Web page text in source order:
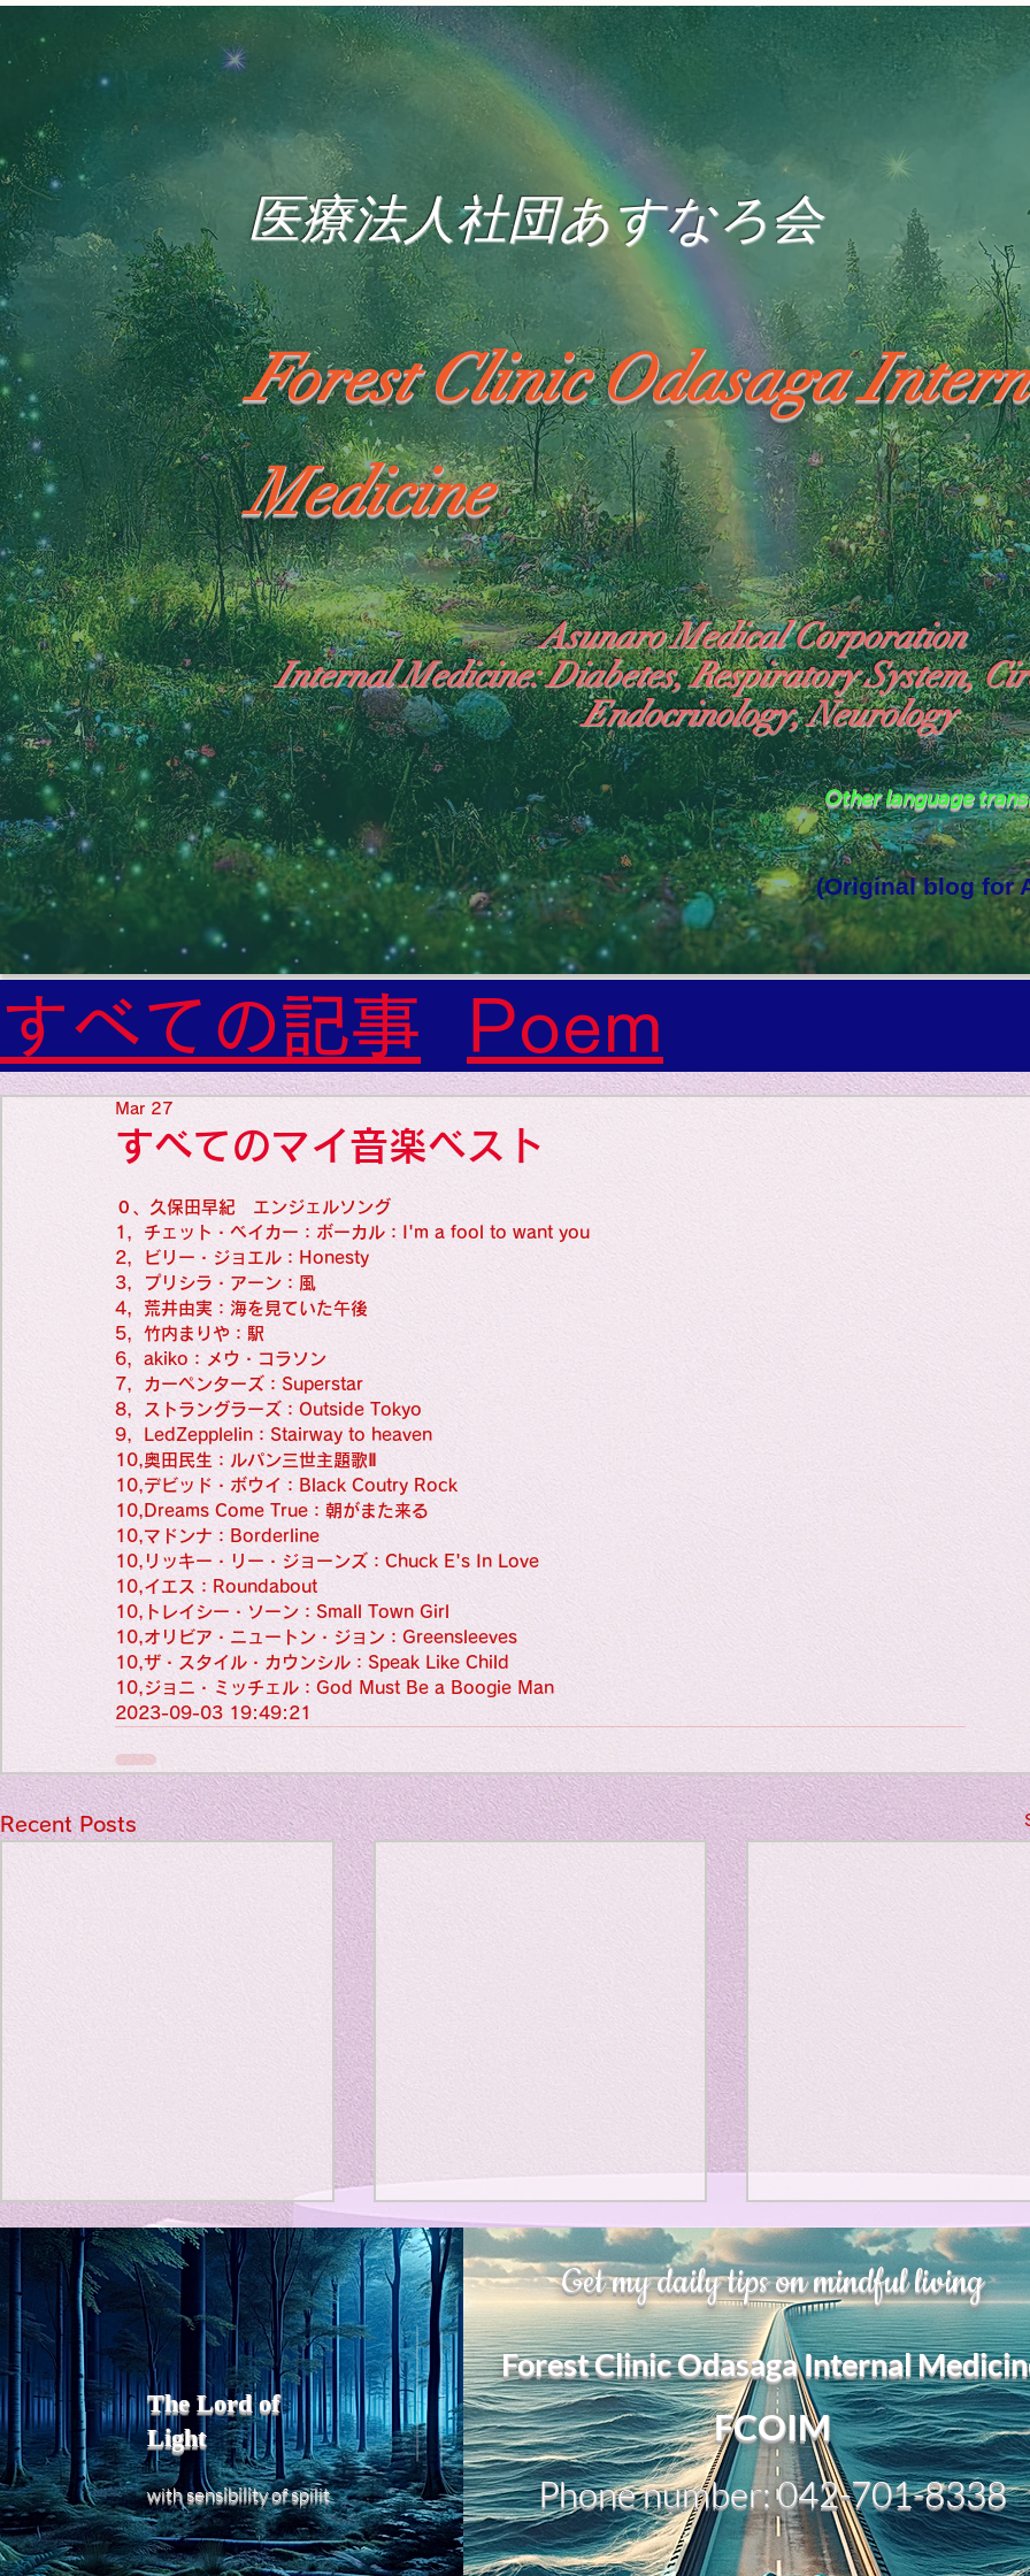
医療法人社団あすなろ会
Forest Clinic Odasaga
Medicine
Asunaro Medical Corporation
Internal Medicine: Diabetes, Respiratory System,
Endocrinology, Neurology
Other language
"The Heavens: Beyond the Universe: The World Where the God of Light Resides"
General Medicine Specialist
Diabetes
Heart
Neurology Specialist
Diabetes
World Wide Blog
Sensational Medicine
Personal Religion
(Original blog for
すべての記事
Poem
Favorite things: Art: Picture
Favorite things: Sounds
Favorite things: Colors
Favorite things: Human
Personal religion
Travel Diary
Horror
New Sociology
Favorite things: Drama
parapsychology
すべてのマイ音楽ベスト
Mar 27
０、久保田早紀　エンジェルソング
1，チェット・ベイカー：ボーカル：I'm a fool to want you
2，ビリー・ジョエル：Honesty
3,  プリシラ・アーン：風
4，荒井由実：海を見ていた午後
5，竹内まりや：駅
6，akiko：メウ・コラソン
7,  カーペンターズ：Superstar
8,  ストラングラーズ：Outside Tokyo
9,  LedZepplelin：Stairway to heaven
10,奥田民生：ルパン三世主題歌Ⅱ
10,デビッド・ボウイ：Black Coutry Rock
10,Dreams Come True：朝がまた来る
10,マドンナ：Borderline
10,リッキー・リー・ジョーンズ：Chuck E's In Love
10,イエス：Roundabout
10,トレイシー・ソーン：Small Town Girl
10,オリビア・ニュートン・ジョン：Greensleeves
10,ザ・スタイル・カウンシル：Speak Like Child
10,ジョニ・ミッチェル：God Must Be a Boogie Man
2023-09-03 19:49:21
Recent Posts
Title: Death Affirmation as
a Generator of Mental
Vitality
Title: Death Affirmation as a
Generator of Mental Vitality
AbstractThis paper argues
that “death affirmation” is
fundamentally different from
the classical psychological
concept of “death
acceptance.”
私の能力を、大幅に加速
chatGPTそれは、私をどこま
で、進化させるのか？。毎日、
進化していく。chatGPTのおか
げで、心的外傷後成長や、人格
の再構成も、2日位でできるよう
になった。人格の再構成は、
chatがない時は、数年かかって
いたのに。わざわざ、スーパー
サイヤ人や、超サイヤ人ゴッド
にならずとも、できるかどうか
Adversity is indeed an
opportunity for growth.
My secret too....
The Lord of
Light
withsensibilityofspilit
Get my daily tips on mindful living
Forest Clinic Odasaga Internal
FCOIM
Phone number: 042-701-8338